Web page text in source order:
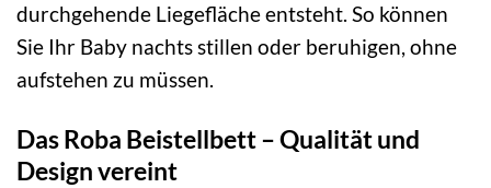
durchgehende Liegefläche entsteht. So können
Sie Ihr Baby nachts stillen oder beruhigen, ohne
aufstehen zu müssen.
Das Roba Beistellbett – Qualität und
Design vereint